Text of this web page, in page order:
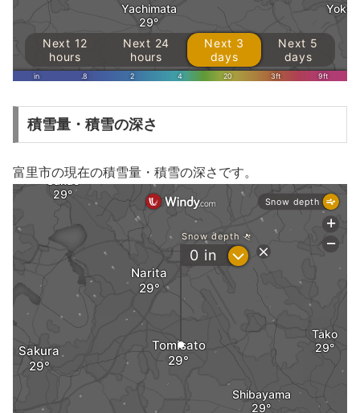
積雪量・積雪の深さ
富里市の現在の積雪量・積雪の深さです。